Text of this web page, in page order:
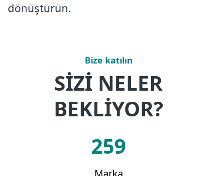
dönüştürün.
Bize katılın
SİZİ NELER
BEKLİYOR?
259
Marka